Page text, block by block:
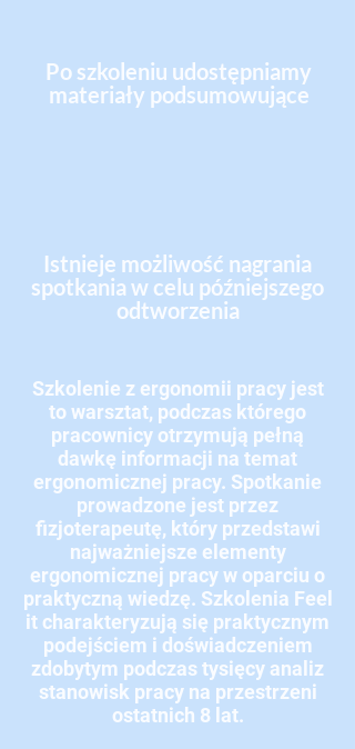
Szkolenie z ergonomii pracy jest
to warsztat, podczas którego
pracownicy otrzymują pełną
dawkę informacji na temat
ergonomicznej pracy. Spotkanie
prowadzone jest przez
fizjoterapeutę, który przedstawi
najważniejsze elementy
ergonomicznej pracy w oparciu o
praktyczną wiedzę. Szkolenia Feel
it charakteryzują się praktycznym
podejściem i doświadczeniem
zdobytym podczas tysięcy analiz
stanowisk pracy na przestrzeni
ostatnich 8 lat.
Po szkoleniu udostępniamy
materiały podsumowujące
Istnieje możliwość nagrania
spotkania w celu późniejszego
odtworzenia